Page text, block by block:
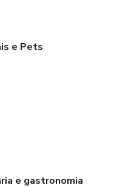
e Pets
e gastronomia